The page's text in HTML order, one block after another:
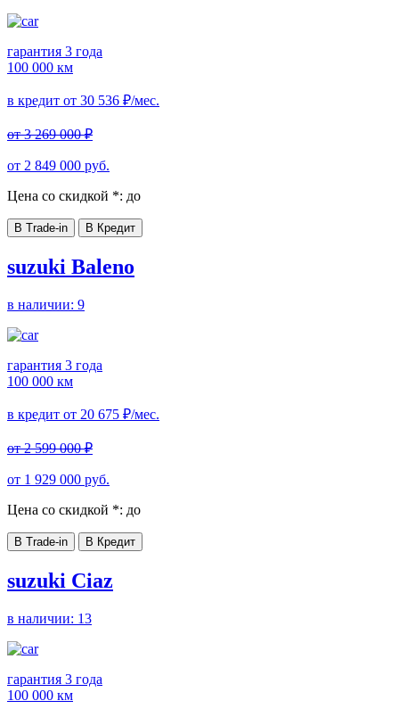
гарантия 3 года
100 000 км
в кредит от 30 536 ₽/мес.
от3 269 000₽
от 2 849 000 руб.
Цена со скидкой *: до
В Trade-in В Кредит
suzuki Baleno
в наличии: 9
гарантия 3 года
100 000 км
в кредит от 20 675 ₽/мес.
от2 599 000₽
от 1 929 000 руб.
Цена со скидкой *: до
В Trade-in В Кредит
suzuki Ciaz
в наличии: 13
гарантия 3 года
100 000 км